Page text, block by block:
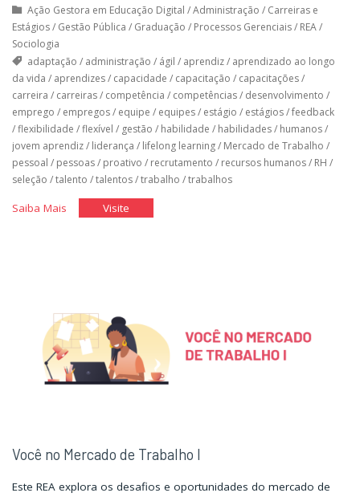
Ação Gestora em Educação Digital /Administração / Carreiras e
Estágios/ Gestão Pública / Graduação / Processos Gerenciais/ REA/
Sociologia
adaptação / administração / ágil / aprendiz/ aprendizado ao longo
da vida / aprendizes/ capacidade / capacitação / capacitações/
carreira / carreiras/ competência / competências/ desenvolvimento /
emprego / empregos/ equipe / equipes/ estágio / estágios/feedback
/flexibilidade /flexível / gestão / habilidade / habilidades/ humanos/
jovem aprendiz/ liderança / lifelong learning/ Mercado de Trabalho /
pessoal / pessoas/ proativo / recrutamento / recursos humanos/ RH /
seleção /talento /talentos/trabalho /trabalhos
Saiba Mais"Você
Visite"Você
Você no Mercado de Trabalho I
Este REA explora os desafios e oportunidades do mercado de